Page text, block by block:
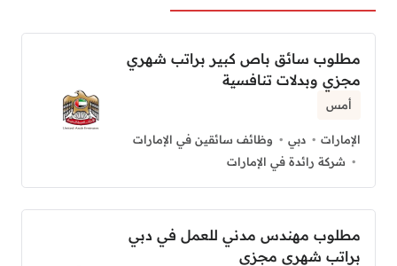
مطلوب سائق باص كبير براتب شهري
مجزي وبدلات تنافسية
أمس
الإمارات دبي
وظائف سائقين في الإمارات
شركة رائدة في الإمارات
مطلوب مهندس مدني للعمل في دبي
براتب شهري مجزي